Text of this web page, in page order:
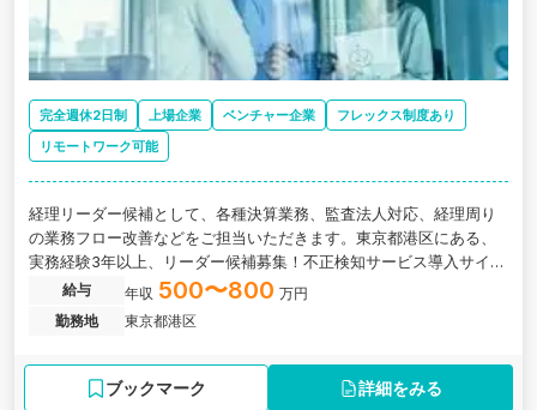
完全週休2日制 上場企業 ベンチャー企業
フレックス制度あり
リモートワーク可能
経理リーダー候補として、各種決算業務、監査法人対応、経理周り
の業務フロー改善などをご担当いただきます。東京都港区にある、
実務経験3年以上、リーダー候補募集！不正検知サービス導入サイト
件数No1を獲得したSaaS系IT企業の求人です。
給与 年収 500〜800 万円
勤務地
東京都港区
ブックマーク 詳細をみる